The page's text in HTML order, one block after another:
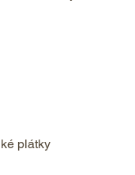
plátky